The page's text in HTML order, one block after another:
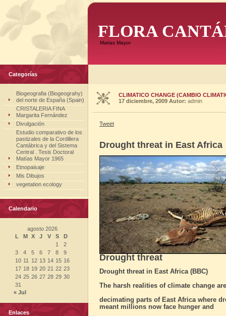
FLORA
Matias Mayor
Categorías
Biogeografia (Biogeograhy)
del norte de España (Spain)
CRISTALERIA FINA
Margarita Fernández
Divulgación
Estudio comparativo de los
pastizales de la Cordillera
Cantábrica y del Sistema
Central . Tesis Doctoral
Matías Mayor 1965
Etnopaisaje
Mis Dibujos
vegetation ecology
Calendario
agosto 2026
L
M X J V S
D
1
2
3
4 5 6 7 8
9
10 11 12 13 14 15 16
17 18 19 20 21 22 23
24 25 26 27 28 29 30
31
« Jul
Enlaces
CLIMATICO CHANGE (CAMBIO
17 diciembre, 2009 Autor: admin
Tweet
Drought threat in East Africa
Drought threat
Drought threat in East Africa (BBC)
The harsh realities of climate change are
decimating parts of East Africa where
meant millions now face hunger and